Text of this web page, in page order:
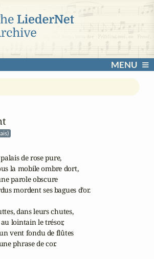
MENU
de rose pure,
la mobile ombre dort,
parole obscure
mordent ses bagues d’or.
dans leurs chutes,
lointain le trésor,
vent fondu de flûtes
phrase de cor.